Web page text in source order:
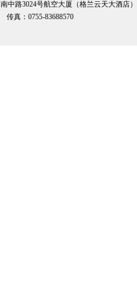
中路3024号航空大厦（格兰云天大酒店
传真：0755-83688570